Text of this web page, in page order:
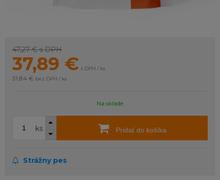
47,27 €s DPH
37,89 € s DPH / ks
31,84 € bez DPH / ks
Na sklade
ks Pridať do košíka
Strážny pes